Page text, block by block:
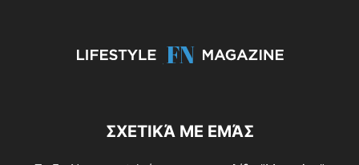
ΣΧΕΤΙΚΆ ΜΕ ΕΜΆΣ